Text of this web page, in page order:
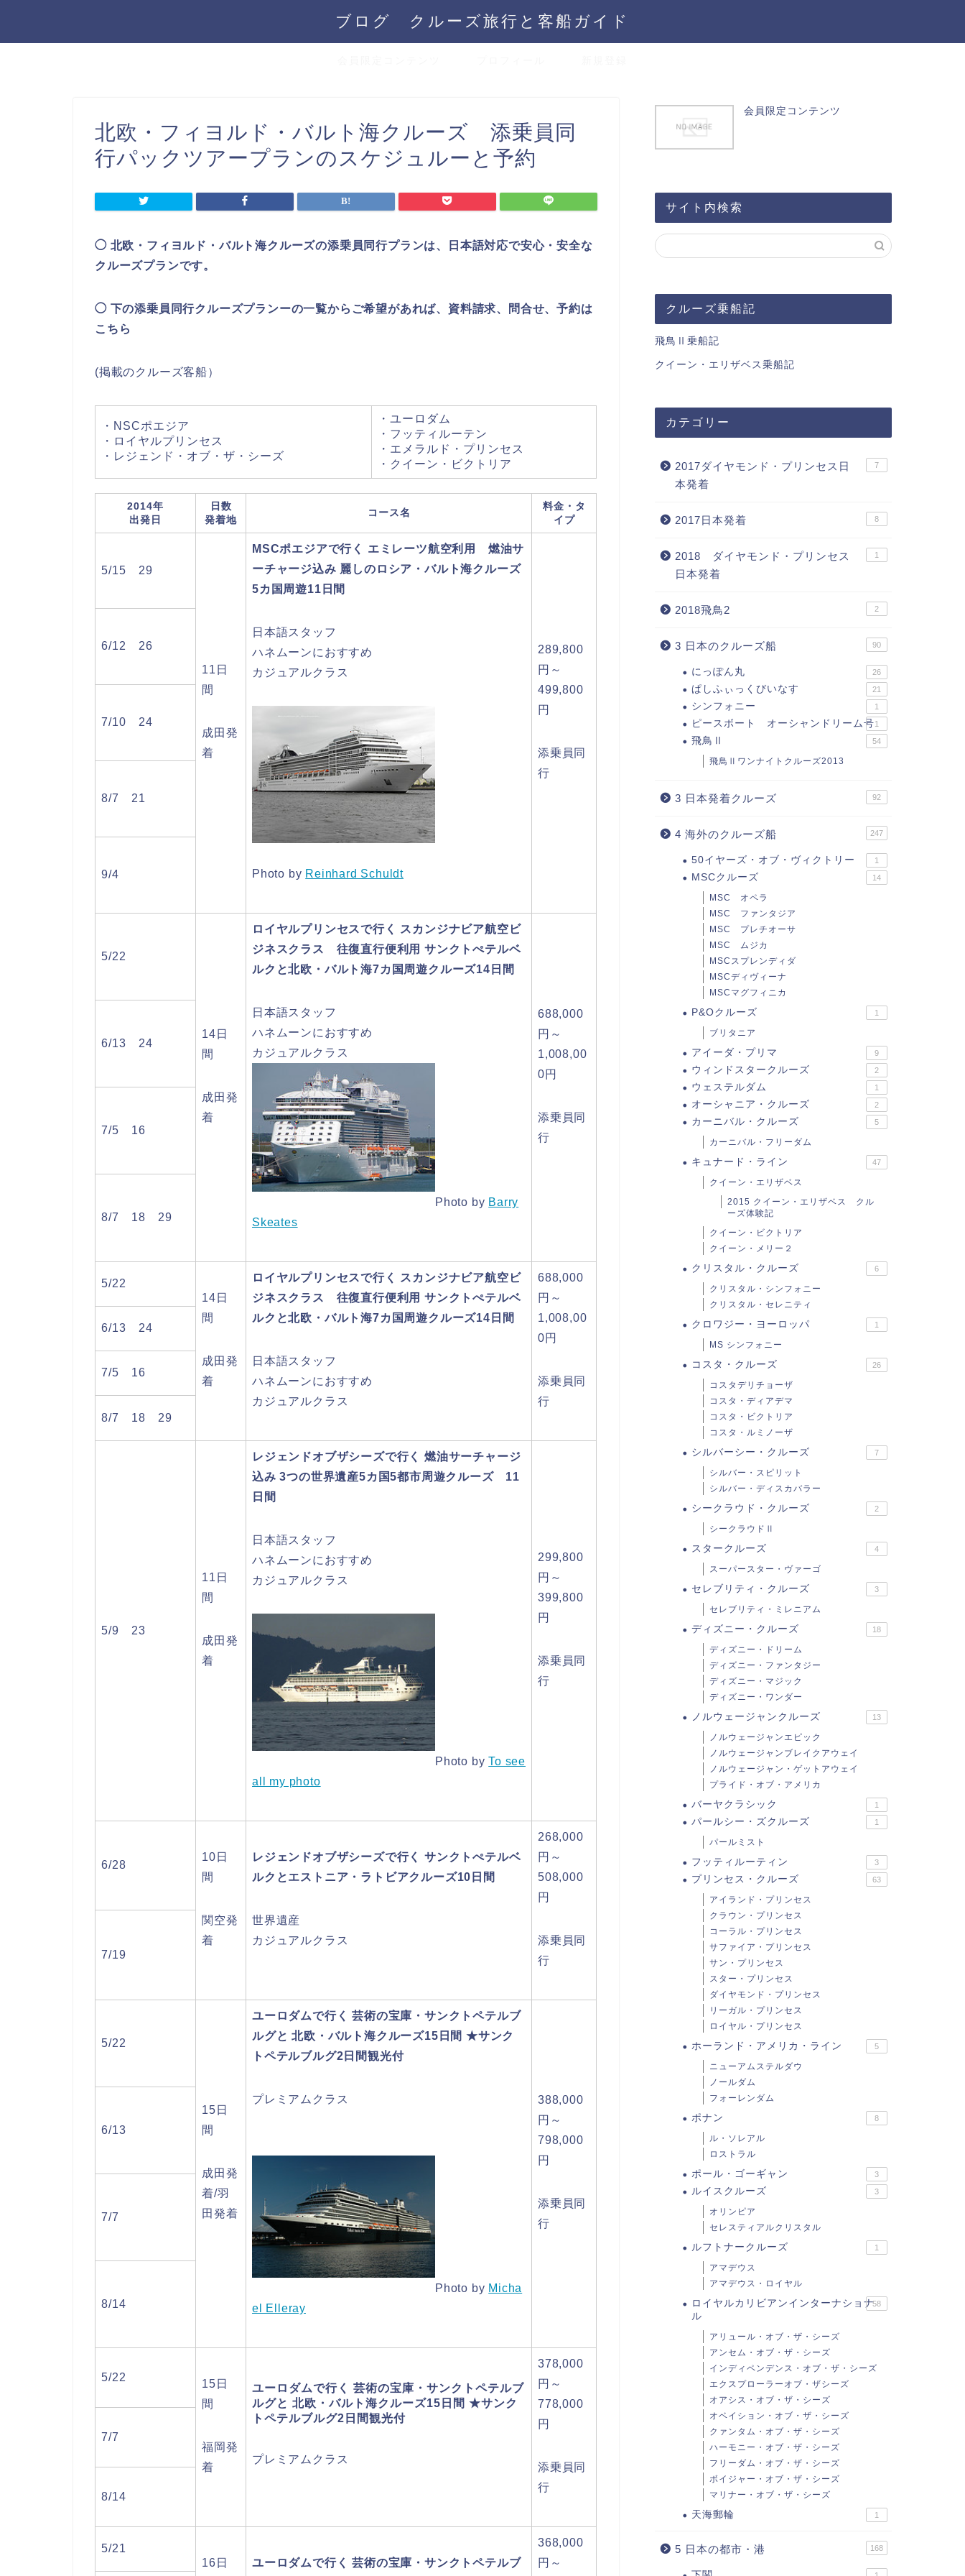
ブログ クルーズ旅行と客船ガイド
北欧・フィヨルド・バルト海クルーズ 添乗員同
行パックツアープランのスケジュルーと予約
◯ 北欧・フィヨルド・バルト海クルーズの添乗員同行プランは、日本語対応で安心・安全な
クルーズプランです。
◯ 下の添乗員同行クルーズプランーの一覧からご希望があれば、資料請求、問合せ、予約は
こちら
(掲載のクルーズ客船）
・NSCポエジア
・ロイヤルプリンセス
・レジェンド・オブ・ザ・シーズ
・ユーロダム
・フッティルーテン
・エメラルド・プリンセス
・クイーン・ビクトリア
2014年
出発日
日数
発着地
コース名
料金・タ
イプ
5/15 29
11日
間
成田発
着
MSCポエジアで行く エミレーツ航空利用 燃油サ
ーチャージ込み 麗しのロシア・バルト海クルーズ
5カ国周遊11日間
日本語スタッフ
ハネムーンにおすすめ
カジュアルクラス
Photo by Reinhard Schuldt
289,800
円～
499,800
円
添乗員同
行
6/12 26
7/10 24
8/7 21
9/4
5/22
14日
間
成田発
着
ロイヤルプリンセスで行く スカンジナビア航空ビ
ジネスクラス 往復直行便利用 サンクトぺテルベ
ルクと北欧・バルト海7カ国周遊クルーズ14日間
日本語スタッフ
ハネムーンにおすすめ
カジュアルクラス
Photo by Barry
Skeates
688,000
円～
1,008,00
0円
添乗員同
行
6/13 24
7/5 16
8/7 18 29
5/22
14日
間
成田発
着
ロイヤルプリンセスで行く スカンジナビア航空ビ
ジネスクラス 往復直行便利用 サンクトぺテルベ
ルクと北欧・バルト海7カ国周遊クルーズ14日間
日本語スタッフ
ハネムーンにおすすめ
カジュアルクラス
688,000
円～
1,008,00
0円
添乗員同
行
6/13 24
7/5 16
8/7 18 29
5/9 23
11日
間
成田発
着
レジェンドオブザシーズで行く 燃油サーチャージ
込み 3つの世界遺産5カ国5都市周遊クルーズ 11
日間
日本語スタッフ
ハネムーンにおすすめ
カジュアルクラス
Photo byTo see
all my photo
299,800
円～
399,800
円
添乗員同
行
6/28
10日
間
関空発
着
レジェンドオブザシーズで行く サンクトぺテルベ
ルクとエストニア・ラトビアクルーズ10日間
世界遺産
カジュアルクラス
268,000
円～
508,000
円
添乗員同
行
7/19
5/22
15日
間
成田発
着/羽
田発着
ユーロダムで行く 芸術の宝庫・サンクトペテルブ
ルグと 北欧・バルト海クルーズ15日間 ★サンク
トペテルブルグ2日間観光付
プレミアムクラス
Photo by Micha
el Elleray
388,000
円～
798,000
円
添乗員同
行
6/13
7/7
8/14
5/22
15日
間
福岡発
着
ユーロダムで行く 芸術の宝庫・サンクトペテルブ
ルグと 北欧・バルト海クルーズ15日間 ★サンク
トペテルブルグ2日間観光付
プレミアムクラス
378,000
円～
778,000
円
添乗員同
行
7/7
8/14
5/21
16日
ユーロダムで行く 芸術の宝庫・サンクトペテルブ
368,000
円～
会員限定コンテンツ
サイト内検索
クルーズ乗船記
飛鳥Ⅱ乗船記
クイーン・エリザベス乗船記
カテゴリー
2017ダイヤモンド・プリンセス日
本発着
7
2017日本発着 8
2018 ダイヤモンド・プリンセス
日本発着
1
2018飛鳥2 2
3 日本のクルーズ船 90
にっぽん丸 26
ぱしふぃっくびいなす 21
シンフォニー 1
ピースボート オーシャンドリーム号1
飛鳥Ⅱ 54
飛鳥Ⅱワンナイトクルーズ2013
3 日本発着クルーズ 92
4 海外のクルーズ船 247
50イヤーズ・オブ・ヴィクトリー 1
MSCクルーズ 14
MSC オペラ
MSC ファンタジア
MSC プレチオーサ
MSC ムジカ
MSCスプレンディダ
MSCディヴィーナ
MSCマグフィニカ
P&Oクルーズ 1
ブリタニア
アイーダ・プリマ 9
ウィンドスタークルーズ 2
ウェステルダム 1
オーシャニア・クルーズ 2
カーニバル・クルーズ 5
カーニバル・フリーダム
キュナード・ライン 47
クイーン・エリザベス
2015 クイーン・エリザベス クル
ーズ体験記
クイーン・ビクトリア
クイーン・メリー２
クリスタル・クルーズ 6
クリスタル・シンフォニー
クリスタル・セレニティ
クロワジー・ヨーロッパ 1
MS シンフォニー
コスタ・クルーズ 26
コスタデリチョーザ
コスタ・ディアデマ
コスタ・ビクトリア
コスタ・ルミノーザ
シルバーシー・クルーズ 7
シルバー・スピリット
シルバー・ディスカバラー
シークラウド・クルーズ 2
シークラウドⅡ
スタークルーズ 4
スーパースター・ヴァーゴ
セレブリティ・クルーズ 3
セレブリティ・ミレニアム
ディズニー・クルーズ 18
ディズニー・ドリーム
ディズニー・ファンタジー
ディズニー・マジック
ディズニー・ワンダー
ノルウェージャンクルーズ 13
ノルウェージャンエピック
ノルウェージャンブレイクアウェイ
ノルウェージャン・ゲットアウェイ
プライド・オブ・アメリカ
バーヤクラシック 1
パールシー・ズクルーズ 1
パールミスト
フッティルーティン 3
プリンセス・クルーズ 63
アイランド・プリンセス
クラウン・プリンセス
コーラル・プリンセス
サファイア・プリンセス
サン・プリンセス
スター・プリンセス
ダイヤモンド・プリンセス
リーガル・プリンセス
ロイヤル・プリンセス
ホーランド・アメリカ・ライン 5
ニューアムステルダウ
ノールダム
フォーレンダム
ポナン 8
ル・ソレアル
ロストラル
ポール・ゴーギャン 3
ルイスクルーズ 3
オリンピア
セレスティアルクリスタル
ルフトナークルーズ 1
アマデウス
アマデウス・ロイヤル
ロイヤルカリビアンインターナショナ
ル
58
アリュール・オブ・ザ・シーズ
アンセム・オブ・ザ・シーズ
インディペンデンス・オブ・ザ・シーズ
エクスプローラーオブ・ザシーズ
オアシス・オブ・ザ・シーズ
オベイション・オブ・ザ・シーズ
クァンタム・オブ・ザ・シーズ
ハーモニー・オブ・ザ・シーズ
フリーダム・オブ・ザ・シーズ
ボイジャー・オブ・ザ・シーズ
マリナー・オブ・ザ・シーズ
天海郵輪 1
5 日本の都市・港 168